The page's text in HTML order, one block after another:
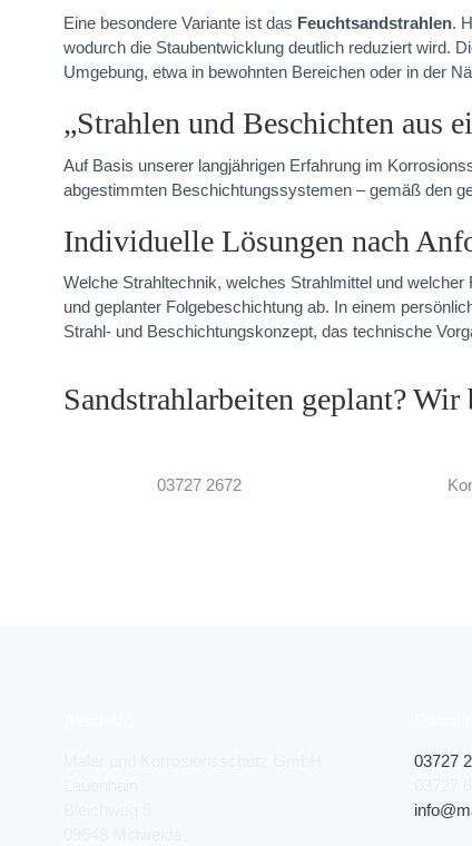
Eine besondere Variante ist das Feuchtsandstrahlen.
wodurch die Staubentwicklung deutlich reduziert wird.
Umgebung, etwa in bewohnten Bereichen oder in der
„Strahlen und Beschichten aus
Auf Basis unserer langjährigen Erfahrung im
abgestimmten Beschichtungssystemen – gemäß den
Individuelle Lösungen nach
Welche Strahltechnik, welches Strahlmittel und
und geplanter Folgebeschichtung ab. In einem
Strahl- und Beschichtungskonzept, das technische
Sandstrahlarbeiten geplant?
03727 2672
03727